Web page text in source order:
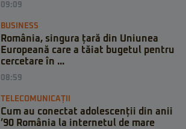
09:09
BUSINESS
România, singura țară din Uniunea
Europeană care a tăiat bugetul pentru
cercetare în ...
08:59
TELECOMUNICAȚII
Cum au conectat adolescenții din anii
’90 România la internetul de mare